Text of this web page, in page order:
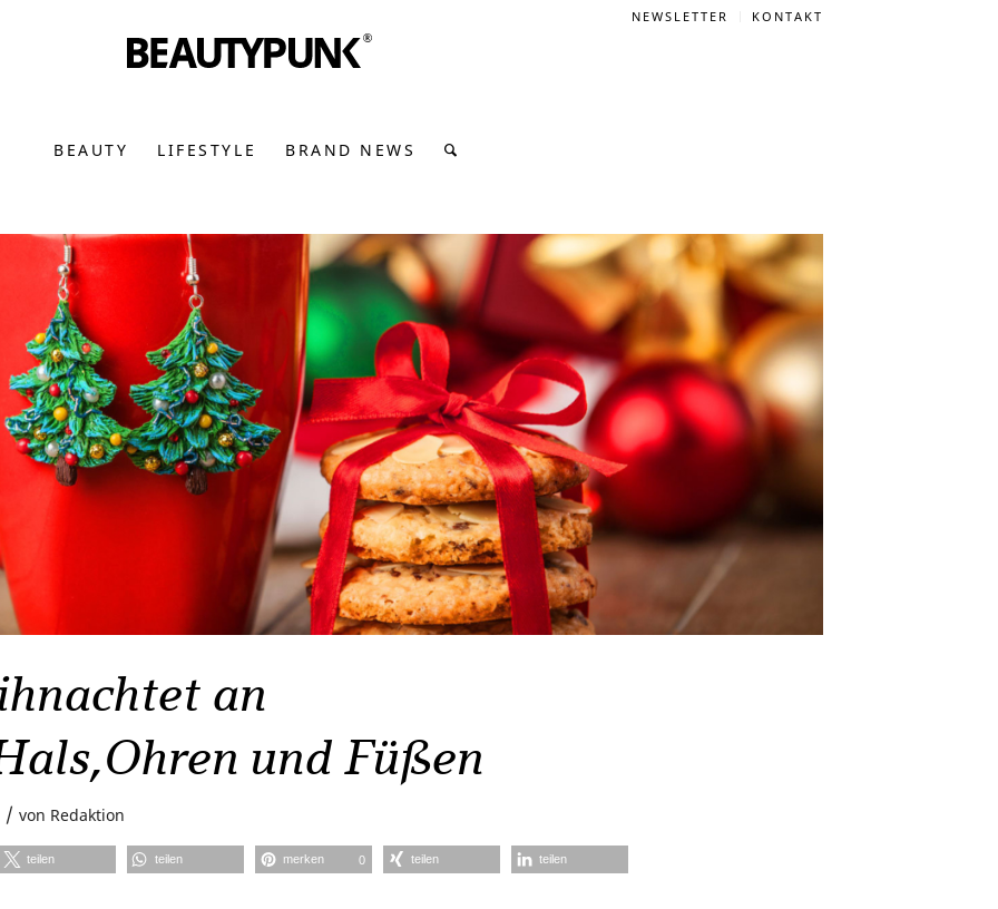
NEWSLETTER KONTAKT
BEAUTY LIFESTYLE BRAND NEWS
an
und Füßen
/ von Redaktion
teilen teilen merken 0 teilen teilen